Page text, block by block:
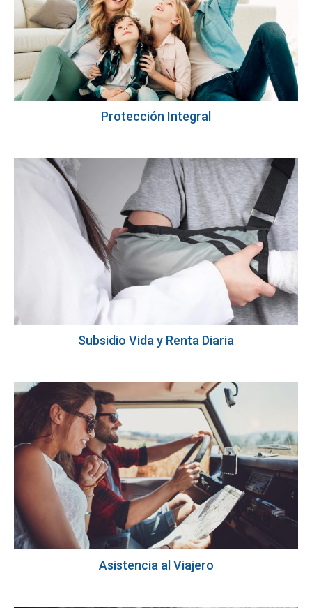
Protección Integral
Subsidio Vida y Renta Diaria
Asistencia al Viajero